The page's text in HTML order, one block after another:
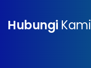
Hubungi Kami